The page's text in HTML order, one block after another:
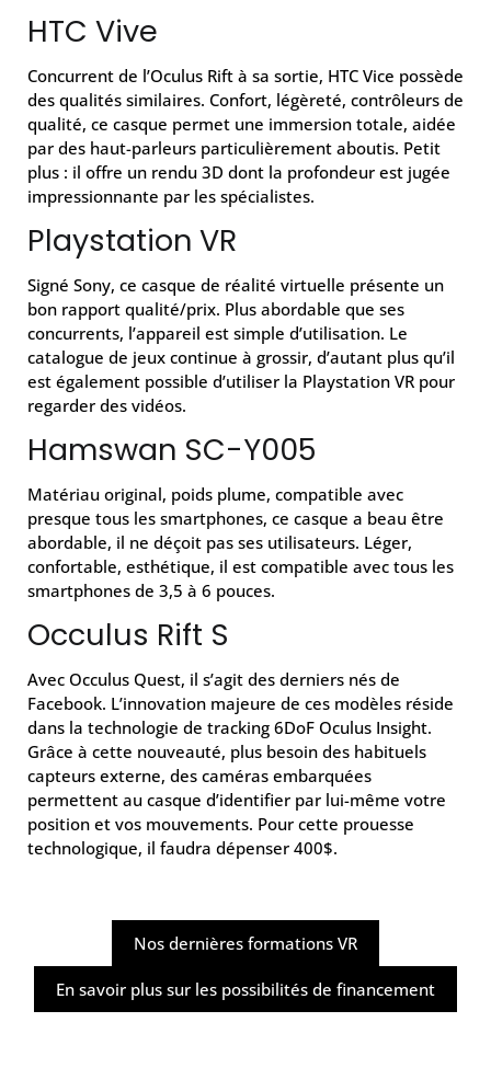
HTC Vive
Concurrent de l’Oculus Rift à sa sortie, HTC Vice possède
des qualités similaires. Confort, légèreté, contrôleurs de
qualité, ce casque permet une immersion totale, aidée
par des haut-parleurs particulièrement aboutis. Petit
plus : il offre un rendu 3D dont la profondeur est jugée
impressionnante par les spécialistes.
Playstation VR
Signé Sony, ce casque de réalité virtuelle présente un
bon rapport qualité/prix. Plus abordable que ses
concurrents, l’appareil est simple d’utilisation. Le
catalogue de jeux continue à grossir, d’autant plus qu’il
est également possible d’utiliser la Playstation VR pour
regarder des vidéos.
Hamswan SC-Y005
Matériau original, poids plume, compatible avec
presque tous les smartphones, ce casque a beau être
abordable, il ne déçoit pas ses utilisateurs. Léger,
confortable, esthétique, il est compatible avec tous les
smartphones de 3,5 à 6 pouces.
Occulus Rift S
Avec Occulus Quest, il s’agit des derniers nés de
Facebook. L’innovation majeure de ces modèles réside
dans la technologie de tracking 6DoF Oculus Insight.
Grâce à cette nouveauté, plus besoin des habituels
capteurs externe, des caméras embarquées
permettent au casque d’identifier par lui-même votre
position et vos mouvements. Pour cette prouesse
technologique, il faudra dépenser 400$.
Nos dernières formations VR
En savoir plus sur les possibilités de financement